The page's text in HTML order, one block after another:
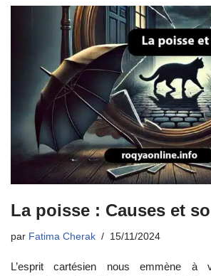
La poisse : Causes et
par Fatima Cherak 15/11/2024
L’esprit cartésien nous emmène à